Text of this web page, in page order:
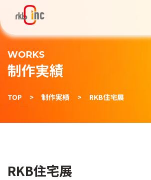
WORKS
制作実績
TOP > 制作実績 > RKB住宅展
RKB住宅展